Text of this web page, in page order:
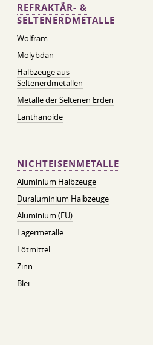
REFRAKTÄR- &
SELTENERDMETALLE
Wolfram
Molybdän
Halbzeuge aus
Seltenerdmetallen
Metalle der Seltenen Erden
Lanthanoide
NICHTEISENMETALLE
Aluminium Halbzeuge
Duraluminium Halbzeuge
Aluminium (EU)
Lagermetalle
Lötmittel
Zinn
Blei